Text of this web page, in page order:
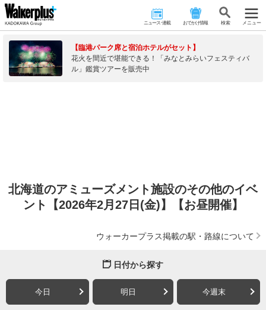
ニュース･連載 おでかけ情報 検 索 メニュー
【臨港パーク席と宿泊ホテルがセット】
花火を間近で堪能できる！「みなとみらいフェスティバ
ル」鑑賞ツアーを販売中
北海道のアミューズメント施設のその他のイベ
ント【2026年2月27日(金)】【お昼開催】
ウォーカープラス掲載の駅・路線について
日付から探す
今日 明日 今週末